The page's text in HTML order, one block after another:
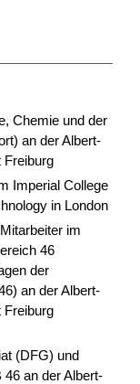
Chemie und der
an der Albert-
Freiburg
Imperial College
in London
im
46
der
an der Albert-
Freiburg
(DFG) und
an der Albert-